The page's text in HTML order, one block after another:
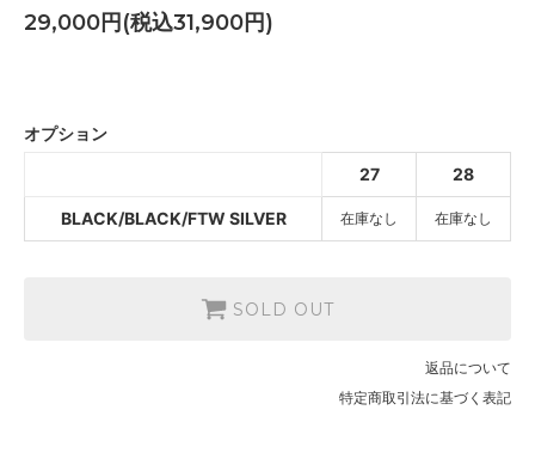
29,000円(税込31,900円)
BLACK/BLACK/FTW SILVER
SOLD OUT
オプション
27
28
BLACK/BLACK/FTW SILVER 在庫なし 在庫なし
SOLD OUT
返品について
特定商取引法に基づく表記